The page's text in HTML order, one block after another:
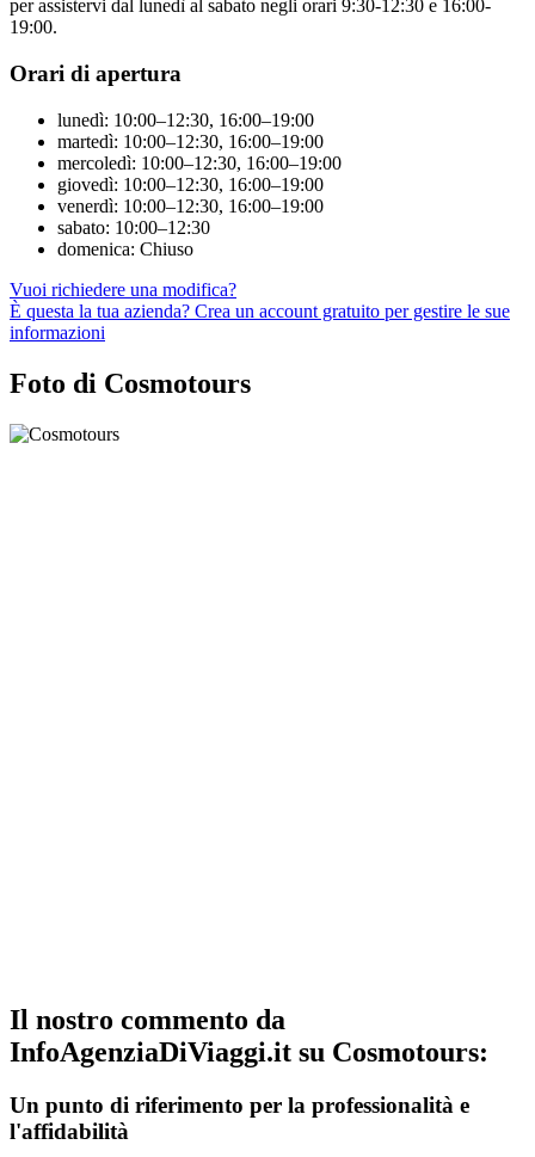
per assistervi dal lunedì al sabato negli orari 9:30-12:30 e 16:00-
19:00.
Orari di apertura
lunedì: 10:00–12:30, 16:00–19:00
martedì: 10:00–12:30, 16:00–19:00
mercoledì: 10:00–12:30, 16:00–19:00
giovedì: 10:00–12:30, 16:00–19:00
venerdì: 10:00–12:30, 16:00–19:00
sabato: 10:00–12:30
domenica: Chiuso
Vuoi richiedere una modifica?
È questa la tua azienda? Crea un account gratuito per gestire le sue
informazioni
Foto di Cosmotours
Il nostro commento da
InfoAgenziaDiViaggi.it su Cosmotours:
Un punto di riferimento per la professionalità e
l'affidabilità